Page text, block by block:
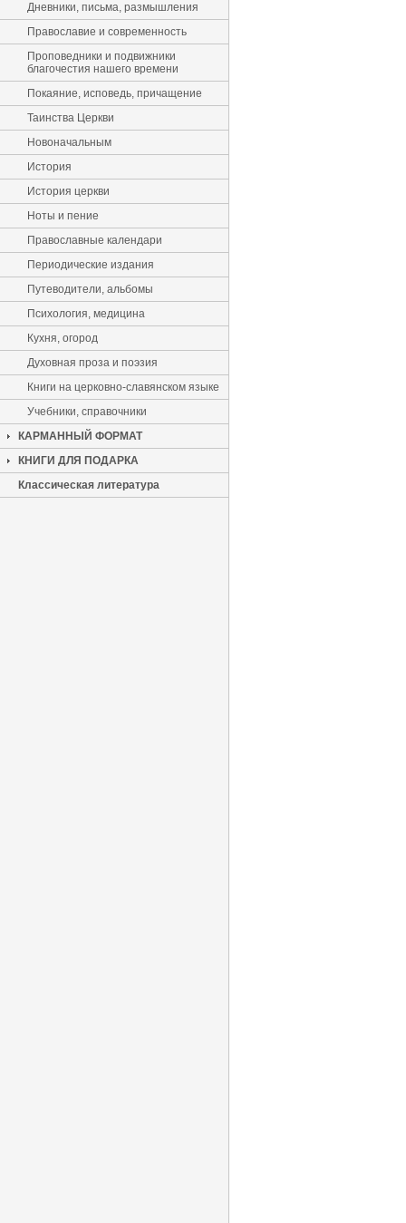
Дневники, письма, размышления
Православие и современность
Проповедники и подвижники
благочестия нашего времени
Покаяние, исповедь, причащение
Таинства Церкви
Новоначальным
История
История церкви
Ноты и пение
Православные календари
Периодические издания
Путеводители, альбомы
Психология, медицина
Кухня, огород
Духовная проза и поэзия
Книги на церковно-славянском языке
Учебники, справочники
КАРМАННЫЙ ФОРМАТ
КНИГИ ДЛЯ ПОДАРКА
Классическая литература